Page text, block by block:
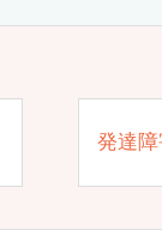
発達